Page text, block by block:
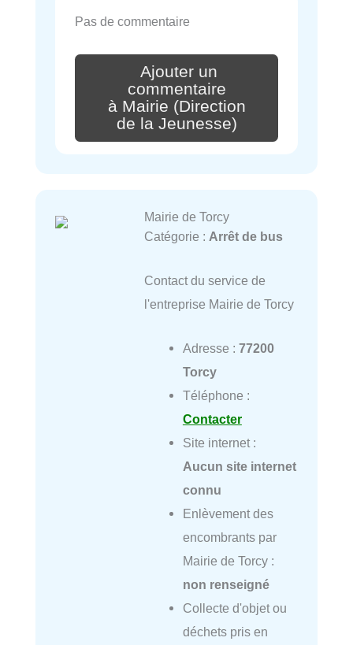
Pas de commentaire
Ajouter un
commentaire
à Mairie (Direction
de la Jeunesse)
Mairie de Torcy
Catégorie : Arrêt de bus
Contact du service de
l'entreprise Mairie de Torcy
Adresse : 77200
Torcy
Téléphone :
Contacter
Site internet :
Aucun site internet
connu
Enlèvement des
encombrants par
Mairie de Torcy :
non renseigné
Collecte d'objet ou
déchets pris en